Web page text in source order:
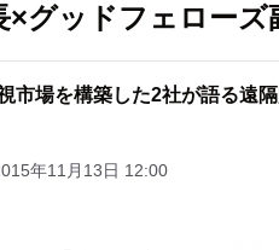
グッドフェローズ
市場を構築した2社が語る遠
年11月13日 12:00